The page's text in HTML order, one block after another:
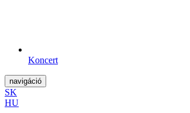
Koncert
navigáció
SK
HU